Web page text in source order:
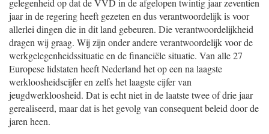
gelegenheid op dat de VVD in de afgelopen twintig jaar zeventien
jaar in de regering heeft gezeten en dus verantwoordelijk is voor
allerlei dingen die in dit land gebeuren. Die verantwoordelijkheid
dragen wij graag. Wij zijn onder andere verantwoordelijk voor de
werkgelegenheidssituatie en de financiële situatie. Van alle 27
Europese lidstaten heeft Nederland het op een na laagste
werkloosheidscijfer en zelfs het laagste cijfer van
jeugdwerkloosheid. Dat is echt niet in de laatste twee of drie jaar
gerealiseerd, maar dat is het gevolg van consequent beleid door de
jaren heen.